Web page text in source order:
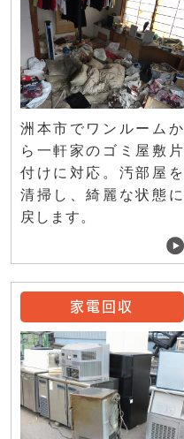
洲本市でワンルームか
ら一軒家のゴミ屋敷片
付けに対応。汚部屋を
清掃し、綺麗な状態に
戻します。
家電回収